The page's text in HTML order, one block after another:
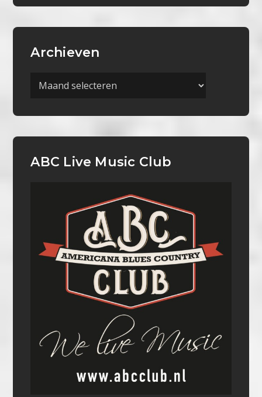
Archieven
Archieven
ABC Live Music Club